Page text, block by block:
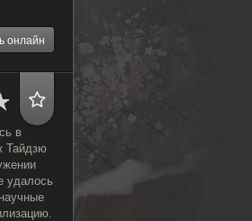
онлайн
в
Тайдзю
удалось